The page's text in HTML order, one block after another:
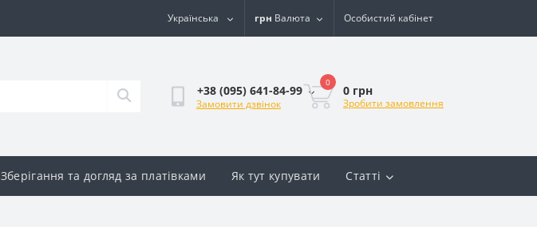
Українська грн Валюта Особистий кабінет
+38 (095) 641-84-99
Замовити дзвінок
0
0 грн
Зробити замовлення
Зберігання та догляд за платівками Як тут купувати Статті